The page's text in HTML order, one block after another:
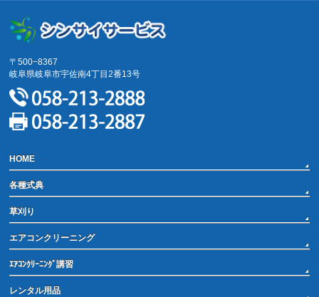
〒500−8367
岐阜県岐阜市宇佐南4丁目2番13号
HOME
各種式典
草刈り
エアコンクリーニング
ｴｱｺﾝｸﾘｰﾆﾝｸﾞ講習
レンタル用品